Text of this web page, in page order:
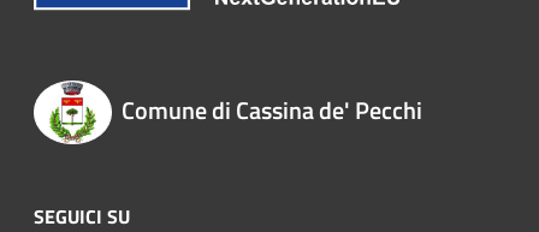
Comune di Cassina de' Pecchi
SEGUICI SU